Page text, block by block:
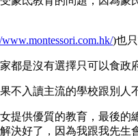
www.montessori.com.hk/)也
都是沒有選擇只可以食政
不入讀主流的學校跟別人
提供優質的教育，最後
決好了，因為我跟我先生